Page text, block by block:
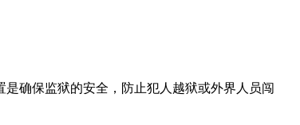
是确保监狱的安全，防止犯人越狱或外界人员闯